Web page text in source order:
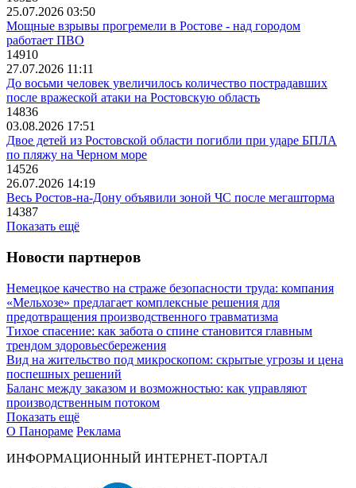
25.07.2026 03:50
Мощные взрывы прогремели в Ростове - над городом
работает ПВО
14910
27.07.2026 11:11
До восьми человек увеличилось количество пострадавших
после вражеской атаки на Ростовскую область
14836
03.08.2026 17:51
Двое детей из Ростовской области погибли при ударе БПЛА
по пляжу на Черном море
14526
26.07.2026 14:19
Весь Ростов-на-Дону объявили зоной ЧС после мегашторма
14387
Показать ещё
Новости партнеров
Немецкое качество на страже безопасности труда: компания
«Мельхозе» предлагает комплексные решения для
предотвращения производственного травматизма
Тихое спасение: как забота о спине становится главным
трендом здоровьесбережения
Вид на жительство под микроскопом: скрытые угрозы и цена
поспешных решений
Баланс между заказом и возможностью: как управляют
производственным потоком
Показать ещё
О Панораме Реклама
ИНФОРМАЦИОННЫЙ ИНТЕРНЕТ-ПОРТАЛ